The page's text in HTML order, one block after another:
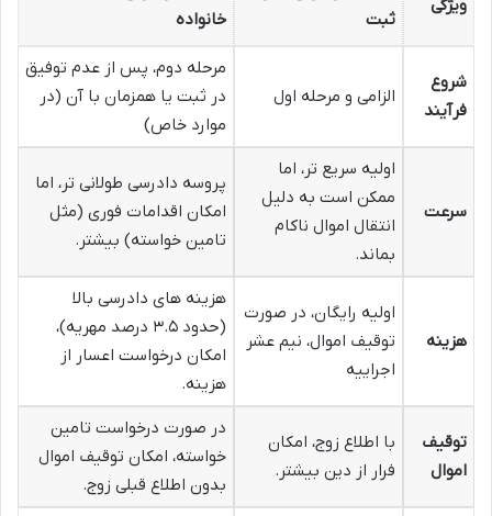
ویژگی
ثبت
خانواده
شروع
فرآیند
الزامی و مرحله اول
مرحله دوم، پس از عدم توفیق
در ثبت یا همزمان با آن (در
موارد خاص)
سرعت
اولیه سریع تر، اما
ممکن است به دلیل
انتقال اموال ناکام
بماند.
پروسه دادرسی طولانی تر، اما
امکان اقدامات فوری (مثل
تامین خواسته) بیشتر.
هزینه
اولیه رایگان، در صورت
توقیف اموال، نیم عشر
اجراییه
هزینه های دادرسی بالا
(حدود ۳.۵ درصد مهریه)،
امکان درخواست اعسار از
هزینه.
توقیف
اموال
با اطلاع زوج، امکان
فرار از دین بیشتر.
در صورت درخواست تامین
خواسته، امکان توقیف اموال
بدون اطلاع قبلی زوج.